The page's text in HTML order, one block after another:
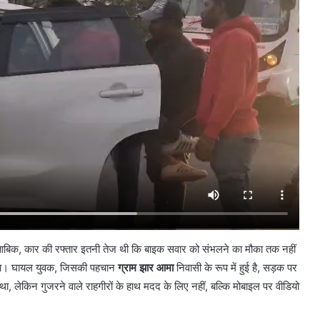
कार की रफ्तार इतनी तेज थी कि बाइक सवार को संभलने का मौका तक नहीं
घायल युवक, जिसकी पहचानग्राम झार आमानिवासी के रूप में हुई है, सड़क पर
गुजरने वाले राहगीरों के हाथ मदद के लिए नहीं, बल्कि मोबाइल पर वीडियो